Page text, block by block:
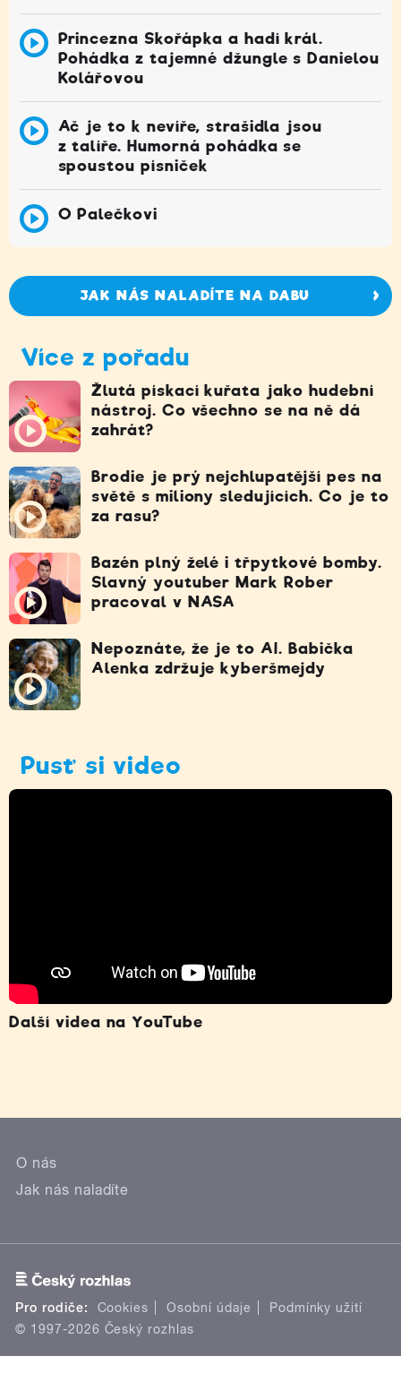
Princezna Skořápka a hadí král.
Pohádka z tajemné džungle s Danielou
Kolářovou
Ač je to k nevíře, strašidla jsou
z talíře. Humorná pohádka se
spoustou písniček
O Palečkovi
JAK NÁS NALADÍTE NA DABU
Více z pořadu
Žlutá pískací kuřata jako hudební
nástroj. Co všechno se na ně dá
zahrát?
Brodie je prý nejchlupatější pes na
světě s miliony sledujících. Co je to
za rasu?
Bazén plný želé i třpytkové bomby.
Slavný youtuber Mark Rober
pracoval v NASA
Nepoznáte, že je to AI. Babička
Alenka zdržuje kyberšmejdy
Pusť si video
Další videa na YouTube
O nás
Jak nás naladíte
Pro rodiče: Cookies Osobní údaje
Podmínky užití
© 1997-2026 Český rozhlas